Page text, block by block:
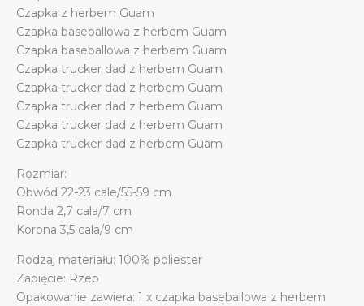
Czapka z herbem Guam
Czapka baseballowa z herbem Guam
Czapka baseballowa z herbem Guam
Czapka trucker dad z herbem Guam
Czapka trucker dad z herbem Guam
Czapka trucker dad z herbem Guam
Czapka trucker dad z herbem Guam
Czapka trucker dad z herbem Guam
Rozmiar:
Obwód 22-23 cale/55-59 cm
Ronda 2,7 cala/7 cm
Korona 3,5 cala/9 cm
Rodzaj materiału: 100% poliester
Zapięcie: Rzep
Opakowanie zawiera: 1 x czapka baseballowa z herbem